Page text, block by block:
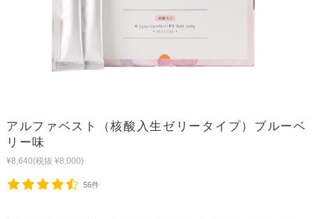
アルファベスト（核酸入生ゼリータイプ）ブルーベ
リー味
¥8,640(税抜 ¥8,000)
56件